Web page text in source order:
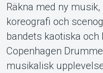
Räkna med ny
koreografi och
bandets kaotiska
Copenhagen
musikalisk